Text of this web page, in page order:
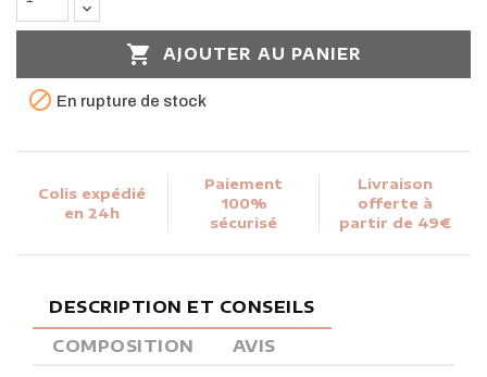
 AJOUTER AU PANIER
 En rupture de stock
Colis expédié
en 24h
Paiement
100%
sécurisé
Livraison
offerte à
partir de 49€
DESCRIPTION ET CONSEILS
COMPOSITION
AVIS